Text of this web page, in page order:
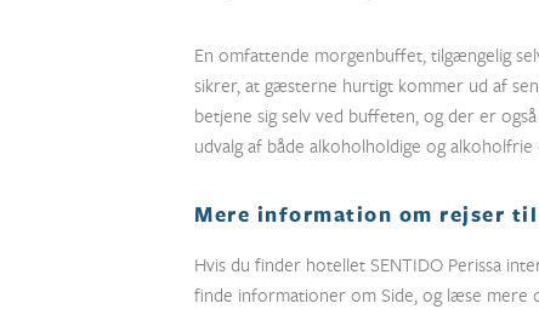
En omfattende morgenbuffet, tilgængelig
sikrer, at gæsterne hurtigt kommer ud af
betjene sig selv ved buffeten, og der er
udvalg af både alkoholholdige og alkoholfrie
Mere information om rejser til
Hvis du finder hotellet SENTIDO Perissa
finde informationer om Side, og læse mere